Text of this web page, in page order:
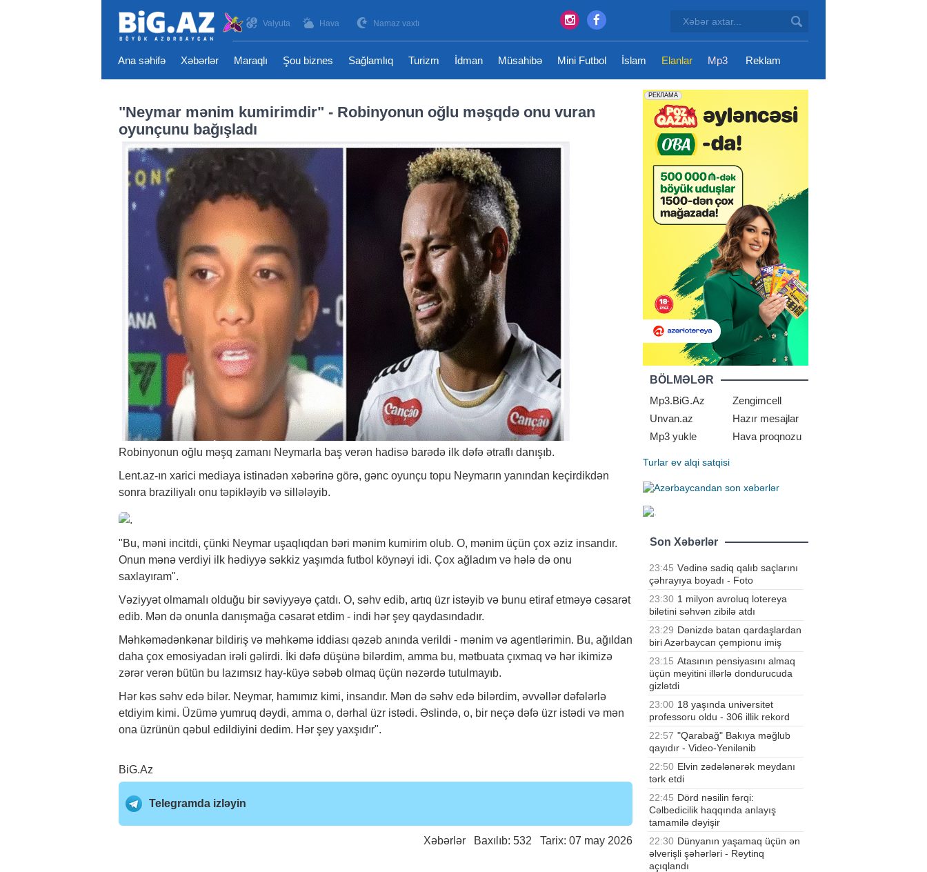
Valyuta Hava Namaz vaxtı
Ana səhifə Xəbərlər Maraqlı Şou biznes Sağlamlıq Turizm İdman Müsahibə Mini Futbol İslam Elanlar Mp3 Reklam
"Neymar mənim kumirimdir" - Robinyonun oğlu məşqdə onu vuran
oyunçunu bağışladı
Robinyonun oğlu məşq zamanı Neymarla baş verən hadisə barədə ilk dəfə ətraflı danışıb.
Lent.az-ın xarici mediaya istinadən xəbərinə görə, gənc oyunçu topu Neymarın yanından keçirdikdən
sonra braziliyalı onu təpikləyib və sillələyib.
"Bu, məni incitdi, çünki Neymar uşaqlıqdan bəri mənim kumirim olub. O, mənim üçün çox əziz insandır.
Onun mənə verdiyi ilk hədiyyə səkkiz yaşımda futbol köynəyi idi. Çox ağladım və hələ də onu
saxlayıram".
Vəziyyət olmamalı olduğu bir səviyyəyə çatdı. O, səhv edib, artıq üzr istəyib və bunu etiraf etməyə cəsarət
edib. Mən də onunla danışmağa cəsarət etdim - indi hər şey qaydasındadır.
Məhkəmədənkənar bildiriş və məhkəmə iddiası qəzəb anında verildi - mənim və agentlərimin. Bu, ağıldan
daha çox emosiyadan irəli gəlirdi. İki dəfə düşünə bilərdim, amma bu, mətbuata çıxmaq və hər ikimizə
zərər verən bütün bu lazımsız hay-küyə səbəb olmaq üçün nəzərdə tutulmayıb.
Hər kəs səhv edə bilər. Neymar, hamımız kimi, insandır. Mən də səhv edə bilərdim, əvvəllər dəfələrlə
etdiyim kimi. Üzümə yumruq dəydi, amma o, dərhal üzr istədi. Əslində, o, bir neçə dəfə üzr istədi və mən
ona üzrünün qəbul edildiyini dedim. Hər şey yaxşıdır".
BiG.Az
Telegramda izləyin
Xəbərlər Baxılıb: 532 Tarix: 07 may 2026
BÖLMƏLƏR
Mp3.BiG.Az
Zengimcell
Unvan.az
Hazır mesajlar
Mp3 yukle
Hava proqnozu
Turlar ev alqi satqisi
Son Xəbərlər
23:45 Vədinə sadiq qalıb saçlarını
çəhrayıya boyadı - Foto
23:30 1 milyon avroluq lotereya
biletini səhvən zibilə atdı
23:29 Dənizdə batan qardaşlardan
biri Azərbaycan çempionu imiş
23:15 Atasının pensiyasını almaq
üçün meyitini illərlə dondurucuda
gizlətdi
23:00 18 yaşında universitet
professoru oldu - 306 illik rekord
22:57 "Qarabağ" Bakıya məğlub
qayıdır - Video-Yenilənib
22:50 Elvin zədələnərək meydanı
tərk etdi
22:45 Dörd nəsilin fərqi:
Cəlbedicilik haqqında anlayış
tamamilə dəyişir
22:30 Dünyanın yaşamaq üçün ən
əlverişli şəhərləri - Reytinq
açıqlandı